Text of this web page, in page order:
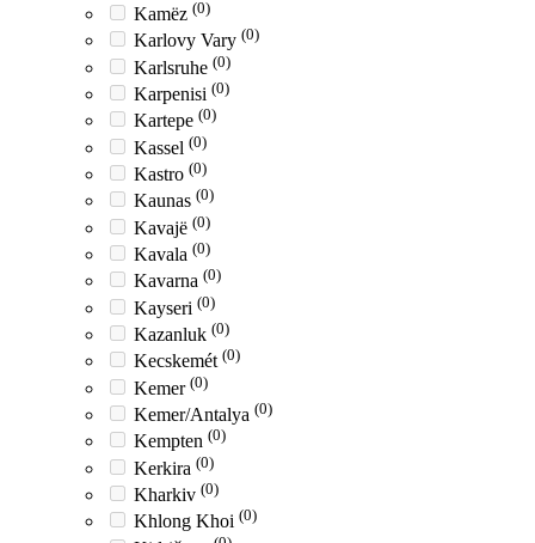
Kamëz (0)
Karlovy Vary (0)
Karlsruhe (0)
Karpenisi (0)
Kartepe (0)
Kassel (0)
Kastro (0)
Kaunas (0)
Kavajë (0)
Kavala (0)
Kavarna (0)
Kayseri (0)
Kazanluk (0)
Kecskemét (0)
Kemer (0)
Kemer/Antalya (0)
Kempten (0)
Kerkira (0)
Kharkiv (0)
Khlong Khoi (0)